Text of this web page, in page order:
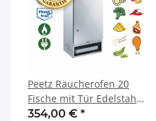
Peetz Räucherofen 20
Fische mit Tür Edelstahl
rostfrei 28 x 39 x 85 cm
354,00 € *